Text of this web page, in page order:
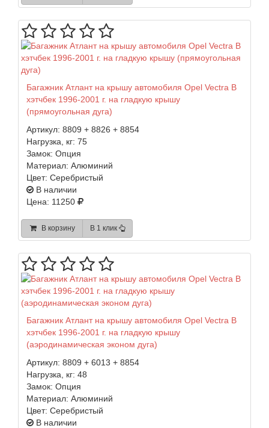
Багажник Атлант на крышу автомобиля Opel Vectra B
хэтчбек 1996-2001 г. на гладкую крышу
(прямоугольная дуга)
Артикул: 8809 + 8826 + 8854
Нагрузка, кг: 75
Замок: Опция
Материал: Алюминий
Цвет: Серебристый
В наличии
Цена: 11250
В корзину В 1 клик
Багажник Атлант на крышу автомобиля Opel Vectra B
хэтчбек 1996-2001 г. на гладкую крышу
(аэродинамическая эконом дуга)
Артикул: 8809 + 6013 + 8854
Нагрузка, кг: 48
Замок: Опция
Материал: Алюминий
Цвет: Серебристый
В наличии